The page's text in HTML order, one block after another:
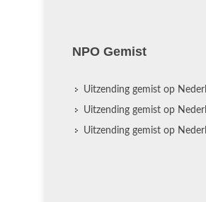
NPO Gemist
Uitzending gemist op
Uitzending gemist op
Uitzending gemist op